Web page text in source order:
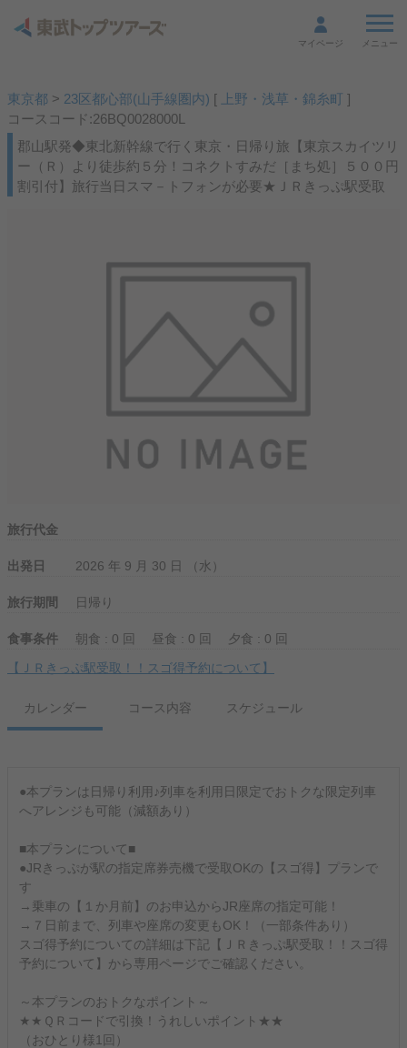
マイページ メニュー
東京都 > 23区都心部(山手線圏内) [ 上野・浅草・錦糸町 ]
コースコード:26BQ0028000L
郡山駅発◆東北新幹線で行く東京・日帰り旅【東京スカイツリ
ー（Ｒ）より徒歩約５分！コネクトすみだ［まち処］５００円
割引付】旅行当日スマ－トフォンが必要★ＪＲきっぷ駅受取
旅行代金
出発日 2026 年 9 月 30 日 （水）
旅行期間 日帰り
食事条件 朝食 : 0 回 昼食 : 0 回
夕食 : 0 回
【ＪＲきっぷ駅受取！！スゴ得予約について】
カレンダー コース内容 スケジュール
●本プランは日帰り利用♪列車を利用日限定でおトクな限定列車
へアレンジも可能（減額あり）
■本プランについて■
●JRきっぷが駅の指定席券売機で受取OKの【スゴ得】プランで
す
→乗車の【１か月前】のお申込からJR座席の指定可能！
→７日前まで、列車や座席の変更もOK！（一部条件あり）
スゴ得予約についての詳細は下記【ＪＲきっぷ駅受取！！スゴ得
予約について】から専用ページでご確認ください。
～本プランのおトクなポイント～
★★ＱＲコードで引換！うれしいポイント★★
（おひとり様1回）